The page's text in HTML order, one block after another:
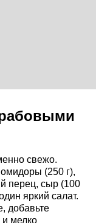
свежо.
(250 г),
перец, сыр (100
яркий салат.
добавьте
мелко